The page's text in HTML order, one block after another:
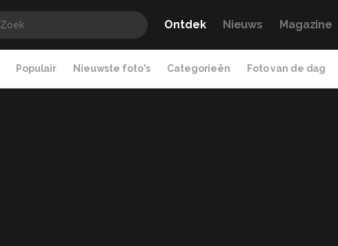
Ontdek Nieuws Magazine
Populair Nieuwste foto's Categorieën Foto van de dag